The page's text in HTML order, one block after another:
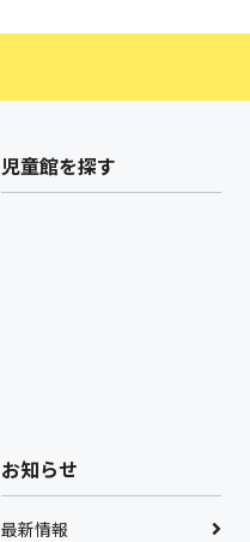
児童館を探す
お知らせ
最新情報